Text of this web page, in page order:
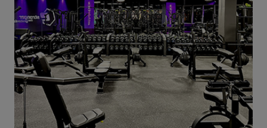
mit unseren Kunden gesteuert. Von hier aus werden auch unsere
Produkte für einzelne Empfänger und Partnergeschäfte geschickt.
Das Herz unseres Unternehmens liegt in Starachowice und das ist
die Ortschaft, wo alles anfängt.